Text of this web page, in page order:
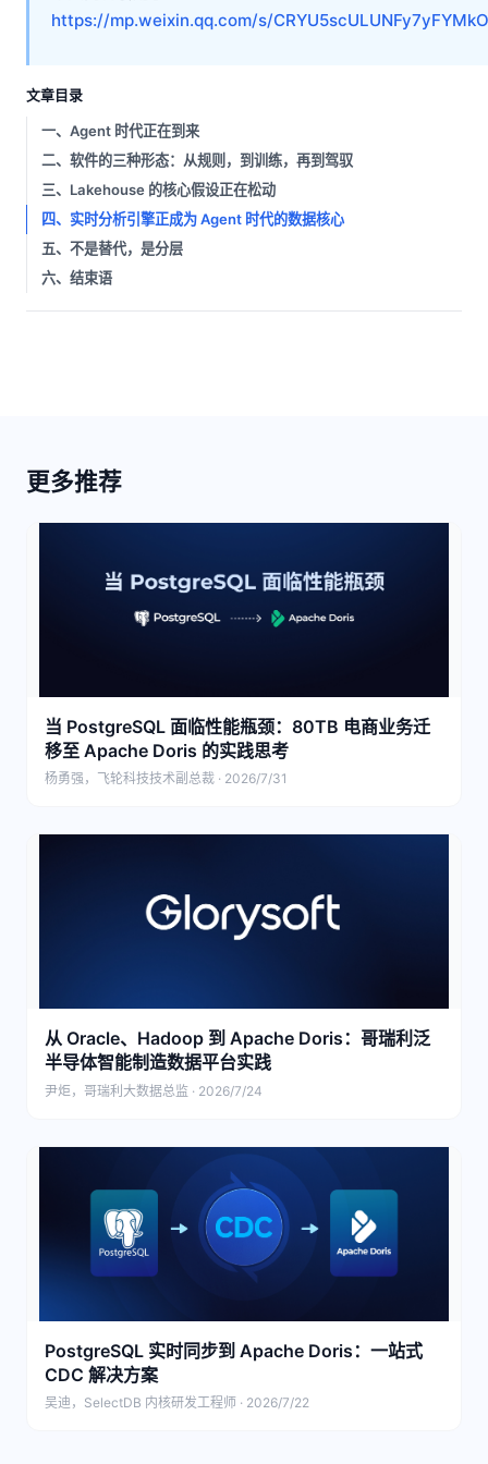
https://mp.weixin.qq.com/s/
文章目录
一、Agent 时代正在到来
二、软件的三种形态：从规则，到训练，再到驾驭
三、Lakehouse 的核心假设正在松动
四、实时分析引擎正成为 Agent 时代的数据核心
五、不是替代，是分层
六、结束语
更多推荐
当 PostgreSQL 面临性能瓶颈：80TB 电商业务迁
移至 Apache Doris 的实践思考
杨勇强，飞轮科技技术副总裁 · 2026/7/31
从 Oracle、Hadoop 到 Apache Doris：哥瑞利泛
半导体智能制造数据平台实践
尹炬，哥瑞利大数据总监 · 2026/7/24
PostgreSQL 实时同步到 Apache Doris：一站式
CDC 解决方案
吴迪，SelectDB 内核研发工程师 · 2026/7/22